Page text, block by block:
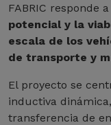
FABRIC responde
potencial y la
escala de los
de transporte y
El proyecto se
inductiva
transferencia de